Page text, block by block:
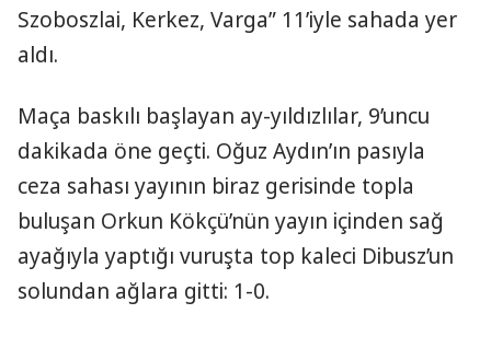
Szoboszlai, Kerkez, Varga” 11’iyle sahada yer
aldı.
Maça baskılı başlayan ay-yıldızlılar, 9’uncu
dakikada öne geçti. Oğuz Aydın’ın pasıyla
ceza sahası yayının biraz gerisinde topla
buluşan Orkun Kökçü’nün yayın içinden sağ
ayağıyla yaptığı vuruşta top kaleci Dibusz’un
solundan ağlara gitti: 1-0.